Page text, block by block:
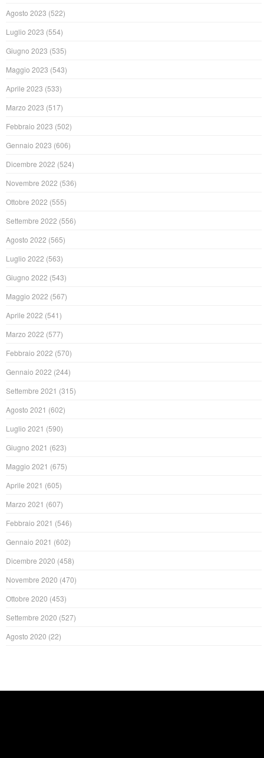
Agosto 2023 (522)
Luglio 2023 (554)
Giugno 2023 (535)
Maggio 2023 (543)
Aprile 2023 (533)
Marzo 2023 (517)
Febbraio 2023 (502)
Gennaio 2023 (606)
Dicembre 2022 (524)
Novembre 2022 (536)
Ottobre 2022 (555)
Settembre 2022 (556)
Agosto 2022 (565)
Luglio 2022 (563)
Giugno 2022 (543)
Maggio 2022 (567)
Aprile 2022 (541)
Marzo 2022 (577)
Febbraio 2022 (570)
Gennaio 2022 (244)
Settembre 2021 (315)
Agosto 2021 (602)
Luglio 2021 (590)
Giugno 2021 (623)
Maggio 2021 (675)
Aprile 2021 (605)
Marzo 2021 (607)
Febbraio 2021 (546)
Gennaio 2021 (602)
Dicembre 2020 (458)
Novembre 2020 (470)
Ottobre 2020 (453)
Settembre 2020 (527)
Agosto 2020 (22)